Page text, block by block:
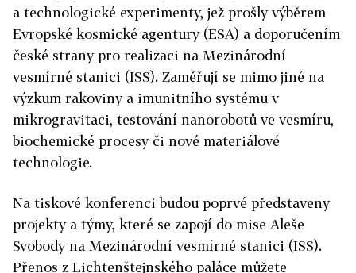
a technologické experimenty, jež prošly výběrem
Evropské kosmické agentury (ESA) a doporučením
české strany pro realizaci na Mezinárodní
vesmírné stanici (ISS). Zaměřují se mimo jiné na
výzkum rakoviny a imunitního systému v
mikrogravitaci, testování nanorobotů ve vesmíru,
biochemické procesy či nové materiálové
technologie.
Na tiskové konferenci budou poprvé představeny
projekty a týmy, které se zapojí do mise Aleše
Svobody na Mezinárodní vesmírné stanici (ISS).
Přenos z Lichtenštejnského paláce můžete